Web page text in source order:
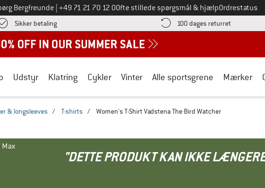
Bergfreunde Ring til os på
+49 71 21 70 12 0Ofte stillede spørgsmål & hjælpOrdrestatus
Sikker betalingFind betalingsoplysningerne her! Åbnes i en infoboks
100 dages returret Gå til
Udstyr Klatring Cykler Vinter Alle sportsgrene Mærker
& longsleeves / T-shirts / Women's T-Shirt Vadstena The Bird Watcher
"DETTE PRODUKT KAN IKKE